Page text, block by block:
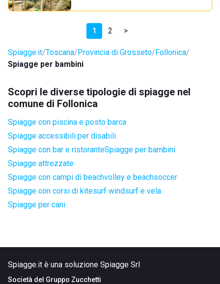
1 2 >
Spiagge.it Toscana Provincia di Grosseto Follonica
Spiagge per bambini
Scopri le diverse tipologie di spiagge nel
comune di Follonica
Spiagge con piscina e posto barca
Spiagge accessibili per disabili
Spiagge con bar e ristoranteSpiagge per bambini
Spiagge attrezzate
Spiagge con campi di beachvolley e beachsoccer
Spiagge con corsi di kitesurf windsurf e vela
Spiagge per cani
Spiagge.it è una soluzione Spiagge Srl
Società del Gruppo Zucchetti